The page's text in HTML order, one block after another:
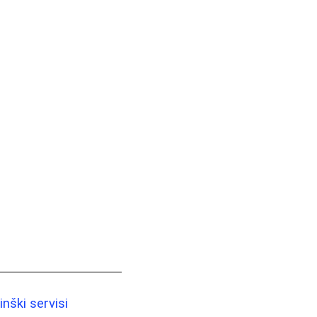
servisi